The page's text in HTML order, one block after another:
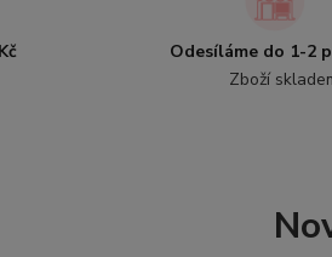
Odesíláme do 1-2
Zboží